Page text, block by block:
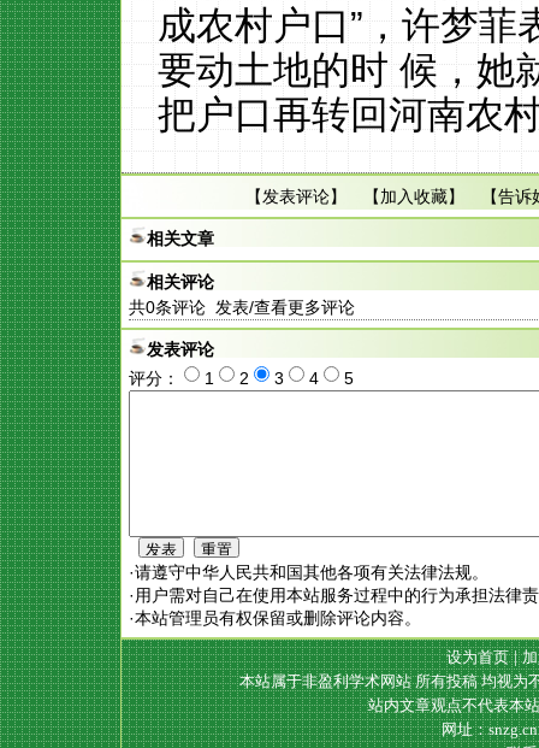
成农村户口”，许梦菲
要动土地的时 候，她
把户口再转回河南农
【发表评论】 【加入收藏】 【告诉
相关文章
相关评论
共0条评论 发表/查看更多评论
发表评论
评分：
1 2 3 4 5
·请遵守中华人民共和国其他各项有关法律法规。
·用户需对自己在使用本站服务过程中的行为承担法律
·本站管理员有权保留或删除评论内容。
设为首页|
本站属于非盈利学术网站 所有投稿 均视为
站内文章观点不代表本
网址：